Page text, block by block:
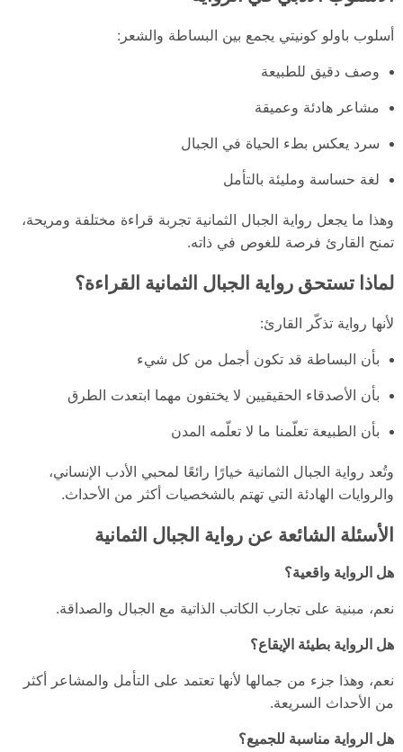
أسلوب باولو كونيتي يجمع بين البساطة والشعر:
وصف دقيق للطبيعة
مشاعر هادئة وعميقة
سرد يعكس بطء الحياة في الجبال
لغة حساسة ومليئة بالتأمل
وهذا ما يجعل رواية الجبال الثمانية تجربة قراءة مختلفة ومريحة،
تمنح القارئ فرصة للغوص في ذاته.
لماذا تستحق رواية الجبال الثمانية القراءة؟
لأنها رواية تذكّر القارئ:
بأن البساطة قد تكون أجمل من كل شيء
بأن الأصدقاء الحقيقيين لا يختفون مهما ابتعدت الطرق
بأن الطبيعة تعلّمنا ما لا تعلّمه المدن
وتُعد رواية الجبال الثمانية خيارًا رائعًا لمحبي الأدب الإنساني،
والروايات الهادئة التي تهتم بالشخصيات أكثر من الأحداث.
الأسئلة الشائعة عن رواية الجبال الثمانية
هل الرواية واقعية؟
نعم، مبنية على تجارب الكاتب الذاتية مع الجبال والصداقة.
هل الرواية بطيئة الإيقاع؟
نعم، وهذا جزء من جمالها لأنها تعتمد على التأمل والمشاعر أكثر
من الأحداث السريعة.
هل الرواية مناسبة للجميع؟